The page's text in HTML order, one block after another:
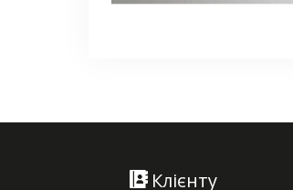
Клієнту